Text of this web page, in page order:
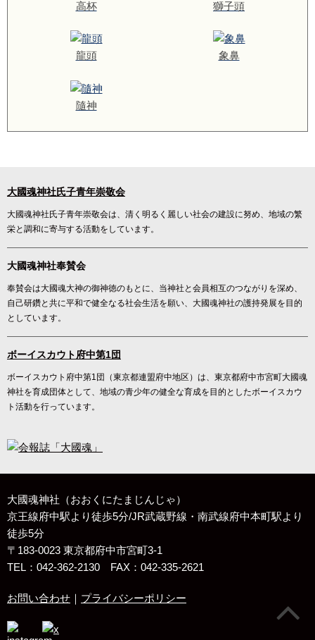
高杯 獅子頭
龍頭 象鼻
隨神
大國魂神社氏子青年崇敬会
大國魂神社氏子青年崇敬会は、清く明るく麗しい社会の建設に努め、地域の繁
栄と調和に寄与する活動をしています。
大國魂神社奉賛会
奉賛会は大國魂大神の御神徳のもとに、当神社と会員相互のつながりを深め、
自己研鑽と共に平和で健全なる社会生活を願い、大國魂神社の護持発展を目的
としています。
ボーイスカウト府中第1団
ボーイスカウト府中第1団（東京都連盟府中地区）は、東京都府中市宮町大國魂
神社を育成団体として、地域の青少年の健全な育成を目的としたボーイスカウ
ト活動を行っています。
大國魂神社（おおくにたまじんじゃ）
京王線府中駅より徒歩5分/JR武蔵野線・南武線府中本町駅より
徒歩5分
〒183-0023 東京都府中市宮町3-1
TEL：042-362-2130 FAX：042-335-2621
お問い合わせ プライバシーポリシー